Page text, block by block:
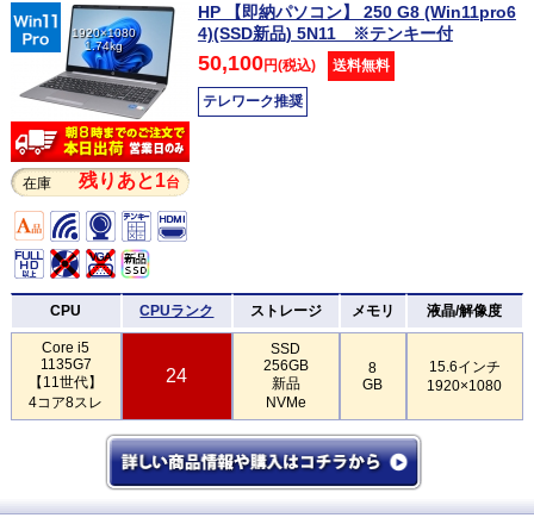
1920×1080
1.74kg
在庫 残りあと1台
HP 【即納パソコン】 250 G8 (Win11pro6
4)(SSD新品) 5N11 ※テンキー付
50,100円(税込) 送料無料
テレワーク推奨
CPU CPUランク ストレージ メモリ 液晶/解像度
Core i5
1135G7
【11世代】
4コア8スレ
24
SSD
256GB
新品
NVMe
8
GB
15.6インチ
1920×1080